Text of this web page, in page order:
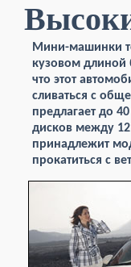
Мини-машинки
кузовом длиной
что этот
сливаться с
предлагает до
дисков между
принадлежит
прокатиться с